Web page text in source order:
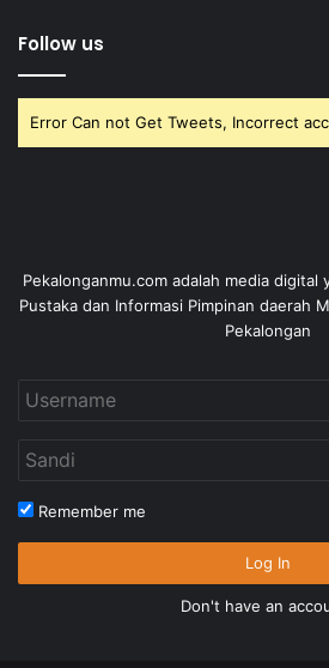
Follow us
Error Can not Get Tweets, Incorrect
Pekalonganmu.com adalah media digital
Pustaka dan Informasi Pimpinan daerah
Pekalongan
Remember me
Log In
Don't have an